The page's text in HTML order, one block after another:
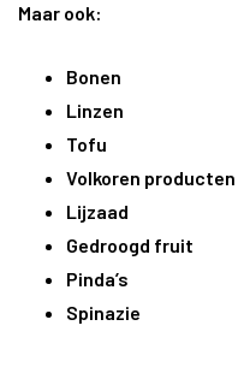
Maar ook:
Bonen
Linzen
Tofu
Volkoren producten
Lijzaad
Gedroogd fruit
Pinda’s
Spinazie